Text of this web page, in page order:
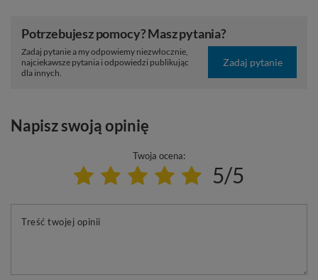
Potrzebujesz pomocy? Masz pytania?
Zadaj pytanie a my odpowiemy niezwłocznie,
najciekawsze pytania i odpowiedzi publikując
dla innych.
Zadaj pytanie
Napisz swoją opinię
Twoja ocena:
5/5
Treść twojej opinii